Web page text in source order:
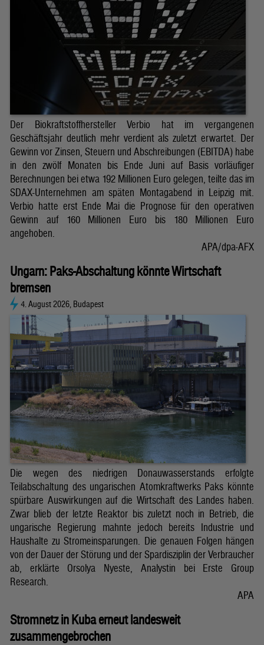
Der Biokraftstoffhersteller Verbio hat im vergangenen
Geschäftsjahr deutlich mehr verdient als zuletzt erwartet. Der
Gewinn vor Zinsen, Steuern und Abschreibungen (EBITDA) habe
in den zwölf Monaten bis Ende Juni auf Basis vorläufiger
Berechnungen bei etwa 192 Millionen Euro gelegen, teilte das im
SDAX-Unternehmen am späten Montagabend in Leipzig mit.
Verbio hatte erst Ende Mai die Prognose für den operativen
Gewinn auf 160 Millionen Euro bis 180 Millionen Euro
angehoben.
APA/dpa-AFX
Ungarn: Paks-Abschaltung könnte Wirtschaft
bremsen
4. August 2026, Budapest
Die wegen des niedrigen Donauwasserstands erfolgte
Teilabschaltung des ungarischen Atomkraftwerks Paks könnte
spürbare Auswirkungen auf die Wirtschaft des Landes haben.
Zwar blieb der letzte Reaktor bis zuletzt noch in Betrieb, die
ungarische Regierung mahnte jedoch bereits Industrie und
Haushalte zu Stromeinsparungen. Die genauen Folgen hängen
von der Dauer der Störung und der Spardisziplin der Verbraucher
ab, erklärte Orsolya Nyeste, Analystin bei Erste Group
Research.
APA
Stromnetz in Kuba erneut landesweit
zusammengebrochen